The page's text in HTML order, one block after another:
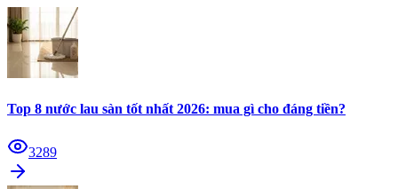
Top 8 nước lau sàn tốt nhất 2026: mua gì cho đáng tiền?
3289